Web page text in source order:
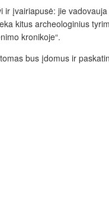
ir įvairiapusė: jie
kitus archeologinius
kronikoje“.
bus įdomus ir